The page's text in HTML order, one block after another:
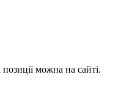
можна на сайті.